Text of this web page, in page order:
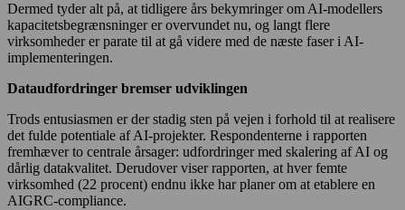
Dermed tyder alt på, at tidligere års bekymringer om AI-modellers
kapacitetsbegrænsninger er overvundet nu, og langt flere
virksomheder er parate til at gå videre med de næste faser i AI-
implementeringen.
Dataudfordringer bremser udviklingen
Trods entusiasmen er der stadig sten på vejen i forhold til at realisere
det fulde potentiale af AI-projekter. Respondenterne i rapporten
fremhæver to centrale årsager: udfordringer med skalering af AI og
dårlig datakvalitet. Derudover viser rapporten, at hver femte
virksomhed (22 procent) endnu ikke har planer om at etablere en
AIGRC-compliance.